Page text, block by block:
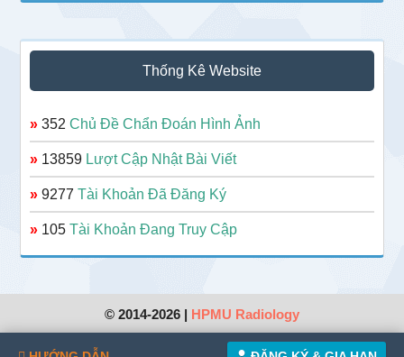
Thống Kê Website
» 352Chủ Đề Chẩn Đoán Hình Ảnh
» 13859 Lượt Cập Nhật Bài Viết
» 9277Tài Khoản Đã Đăng Ký
» 105Tài Khoản Đang Truy Cập
© 2014-2026 | HPMU Radiology